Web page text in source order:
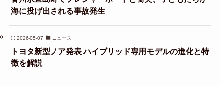
海に投げ出される事故発生
2026-05-07 ニュース
トヨタ新型ノア発表 ハイブリッド専用モデルの進化と特
徴を解説